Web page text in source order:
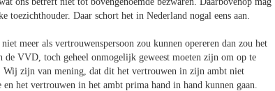
Daar schort het in Nederland nogal eens aan.
meer als vertrouwenspersoon zou kunnen opereren dan zou het
VVD, toch geheel onmogelijk geweest moeten zijn om op te
Wij zijn van mening, dat dit het vertrouwen in zijn ambt niet
het vertrouwen in het ambt prima hand in hand kunnen gaan.